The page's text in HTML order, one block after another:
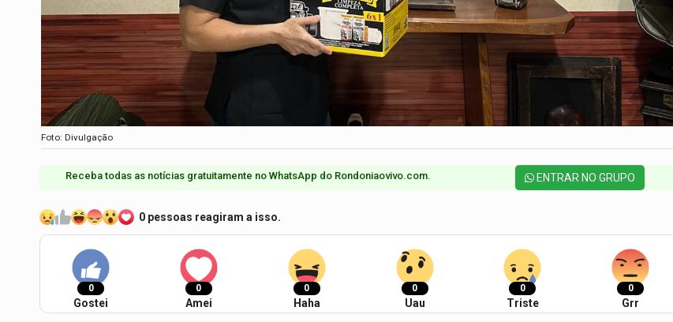
Foto: Divulgação
Receba todas as notícias gratuitamente no WhatsApp do Rondoniaovivo.com.​ ENTRAR NO GRUPO
0 pessoas reagiram a isso.
0
Gostei
0
Amei
0
Haha
0
Uau
0
Triste
0
Grr